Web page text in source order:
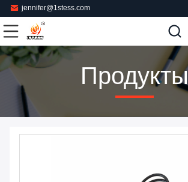
jennifer@1stess.com
Продукты